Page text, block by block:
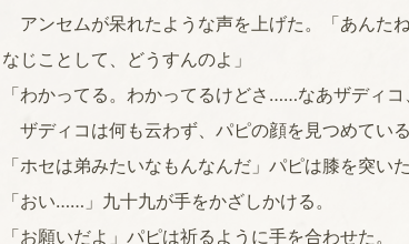
アンセムが呆れたような声を上げた。「あんた
なじことして、どうすんのよ」
「わかってる。わかってるけどさ……なあザディコ
ザディコは何も云わず、パピの顔を見つめている
「ホセは弟みたいなもんなんだ」パピは膝を突い
「おい……」九十九が手をかざしかける。
「お願いだよ」パピは祈るように手を合わせた。